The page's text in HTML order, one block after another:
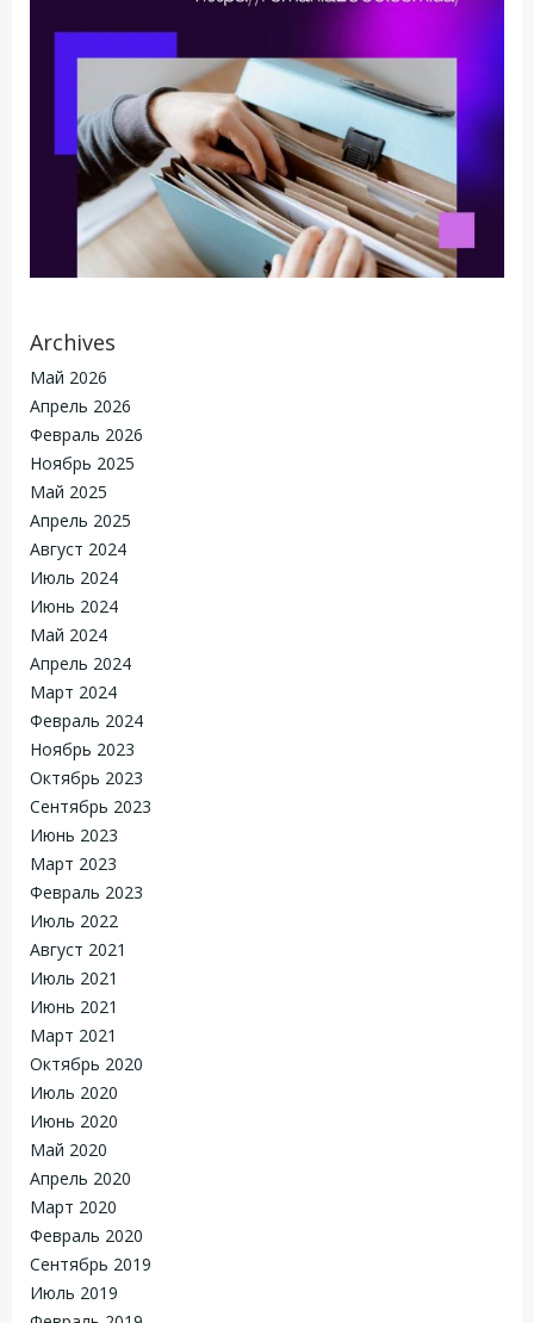
Archives
Май 2026
Апрель 2026
Февраль 2026
Ноябрь 2025
Май 2025
Апрель 2025
Август 2024
Июль 2024
Июнь 2024
Май 2024
Апрель 2024
Март 2024
Февраль 2024
Ноябрь 2023
Октябрь 2023
Сентябрь 2023
Июнь 2023
Март 2023
Февраль 2023
Июль 2022
Август 2021
Июль 2021
Июнь 2021
Март 2021
Октябрь 2020
Июль 2020
Июнь 2020
Май 2020
Апрель 2020
Март 2020
Февраль 2020
Сентябрь 2019
Июль 2019